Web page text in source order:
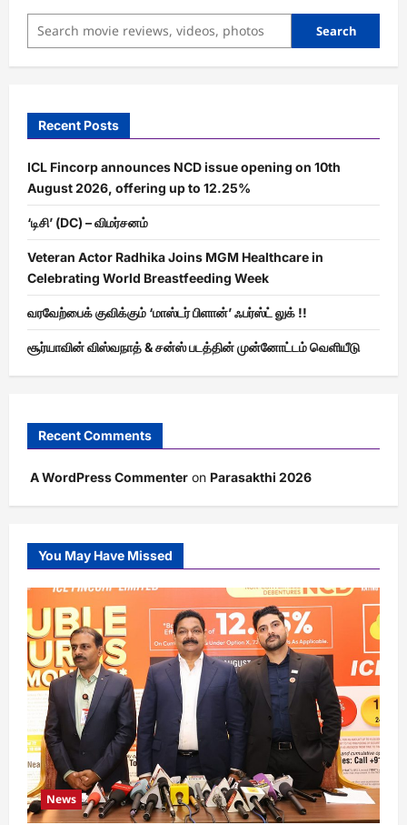
Search
Recent Posts
ICL Fincorp announces NCD issue opening on 10th
August 2026, offering up to 12.25%
‘டிசி’ (DC) – விமர்சனம்
Veteran Actor Radhika Joins MGM Healthcare in
Celebrating World Breastfeeding Week
வரவேற்பைக் குவிக்கும் ‘மாஸ்டர் பிளான்’ ஃபர்ஸ்ட் லுக் !!
சூர்யாவின் விஸ்வநாத் & சன்ஸ் படத்தின் முன்னோட்டம் வெளியீடு
Recent Comments
A WordPress Commenter on Parasakthi 2026
You May Have Missed
News